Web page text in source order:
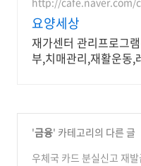
요양세상
재가센터 관리프로그
부,치매관리,재활운동,
'금융' 카테고리의 다른 글
우체국 카드 분실신고 재발